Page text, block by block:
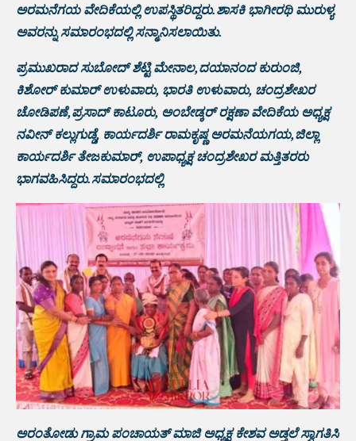
ಅರಮನೆಗಯ ವೇದಿಕೆಯಲ್ಲಿ ಉಪಸ್ಥಿತರಿದ್ದರು.ಶಾಸಕಿ ಭಾಗೀರಥಿ ಮುರುಳ್ಯ
ಅವರನ್ನು ಸಮಾರಂಭದಲ್ಲಿ ಸನ್ಮಾನಿಸಲಾಯಿತು.
ಪ್ರಮುಖರಾದ ಸುಬೋದ್ ಶೆಟ್ಟಿ ಮೇನಾಲ,ದಯಾನಂದ ಕುರುಂಜಿ,
ಕಿಶೋರ್ ಕುಮಾರ್ ಉಳುವಾರು, ಭಾರತಿ ಉಳುವಾರು, ಚಂದ್ರಶೇಖರ
ಚೋಡಿಪಣೆ,ಪ್ರಸಾದ್ ಕಾಟೂರು, ಅಂಬೇಡ್ಕರ್ ರಕ್ಷಣಾ ವೇದಿಕೆಯ ಅಧ್ಯಕ್ಷ
ನವೀನ್ ಕಲ್ಲುಗುಡ್ಡೆ, ಕಾರ್ಯದರ್ಶಿ ರಾಮಕೃಷ್ಣ ಅರಮನೆಯಗಯ,ಜಿಲ್ಲಾ
ಕಾರ್ಯದರ್ಶಿ ತೇಜಕುಮಾರ್, ಉಪಾಧ್ಯಕ್ಷ ಚಂದ್ರಶೇಖರ ಮತ್ತಿತರರು
ಭಾಗವಹಿಸಿದ್ದರು.ಸಮಾರಂಭದಲ್ಲಿ
ಅರಂತೋಡು ಗ್ರಾಮ ಪಂಚಾಯತ್ ಮಾಜಿ ಅಧ್ಯಕ್ಷ ಕೇಶವ ಅಡ್ತಲೆ ಸ್ವಾಗತಿಸಿ